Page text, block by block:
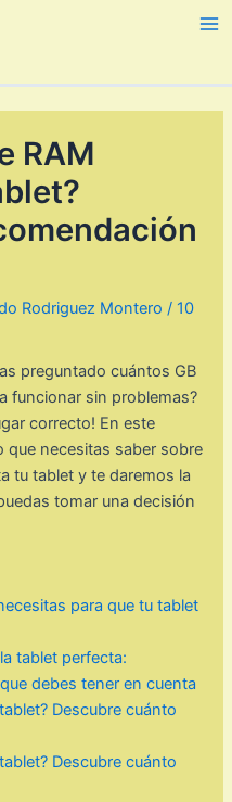
RAM
Rodriguez Montero/10
preguntado cuántos GB
funcionar sin problemas?
correcto! En este
que necesitas saber sobre
tu tablet y te daremos la
tomar una decisión
para que tu tablet
tablet perfecta:
debes tener en cuenta
Descubre cuánto
Descubre cuánto